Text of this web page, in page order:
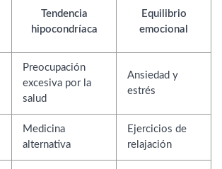
Tendencia
hipocondríaca
Equilibrio
emocional
Preocupación
excesiva por la
salud
Ansiedad y
estrés
Medicina
alternativa
Ejercicios de
relajación